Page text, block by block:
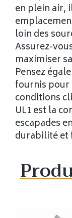
en plein air,
loin des
Assurez-
maximiser
Pensez
fournis pour
conditions
UL1 est la
escapades
durabilité et